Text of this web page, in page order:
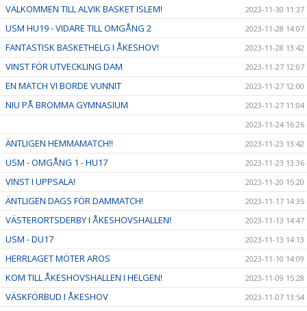
VÄLKOMMEN TILL ALVIK BASKET ISLEM! 2023-11-30 11:37
USM HU19 - VIDARE TILL OMGÅNG 2 2023-11-28 14:07
FANTASTISK BASKETHELG I ÅKESHOV! 2023-11-28 13:42
VINST FÖR UTVECKLING DAM 2023-11-27 12:07
EN MATCH VI BORDE VUNNIT 2023-11-27 12:00
NIU PÅ BROMMA GYMNASIUM
2023-11-27 11:04
2023-11-24 16:26
ÄNTLIGEN HEMMAMATCH!! 2023-11-23 13:42
USM - OMGÅNG 1 - HU17 2023-11-23 13:36
VINST I UPPSALA! 2023-11-20 15:20
ÄNTLIGEN DAGS FÖR DAMMATCH! 2023-11-17 14:35
VÄSTERORTSDERBY I ÅKESHOVSHALLEN! 2023-11-13 14:47
USM - DU17 2023-11-13 14:13
HERRLAGET MÖTER AROS 2023-11-10 14:09
KOM TILL ÅKESHOVSHALLEN I HELGEN! 2023-11-09 15:28
VÄSKFÖRBUD I ÅKESHOV 2023-11-07 13:54